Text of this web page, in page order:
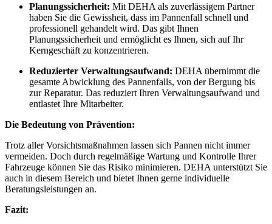
Planungssicherheit: Mit DEHA als zuverlässigem Partner
haben Sie die Gewissheit, dass im Pannenfall schnell und
professionell gehandelt wird. Das gibt Ihnen
Planungssicherheit und ermöglicht es Ihnen, sich auf Ihr
Kerngeschäft zu konzentrieren.
Reduzierter Verwaltungsaufwand: DEHA übernimmt die
gesamte Abwicklung des Pannenfalls, von der Bergung bis
zur Reparatur. Das reduziert Ihren Verwaltungsaufwand und
entlastet Ihre Mitarbeiter.
Die Bedeutung von Prävention:
Trotz aller Vorsichtsmaßnahmen lassen sich Pannen nicht immer
vermeiden. Doch durch regelmäßige Wartung und Kontrolle Ihrer
Fahrzeuge können Sie das Risiko minimieren. DEHA unterstützt Sie
auch in diesem Bereich und bietet Ihnen gerne individuelle
Beratungsleistungen an.
Fazit: